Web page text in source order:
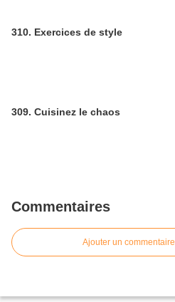
310. Exercices de style
309. Cuisinez le chaos
Commentaires
Ajouter un commentaire